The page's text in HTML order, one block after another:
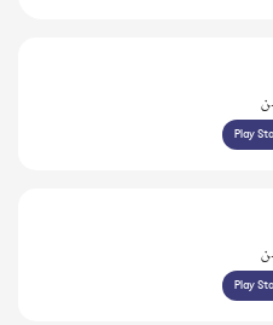
Play
Play